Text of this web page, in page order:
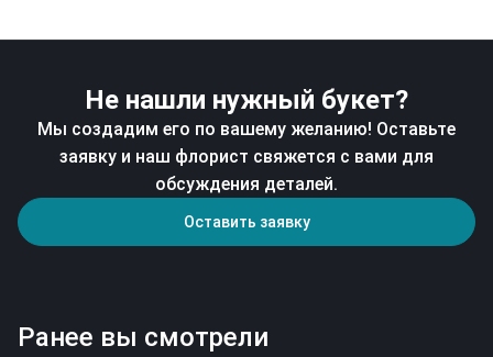
Не нашли нужный букет?
Мы создадим его по вашему желанию! Оставьте
заявку и наш флорист свяжется с вами для
обсуждения деталей.
Оставить заявку
Ранее вы смотрели